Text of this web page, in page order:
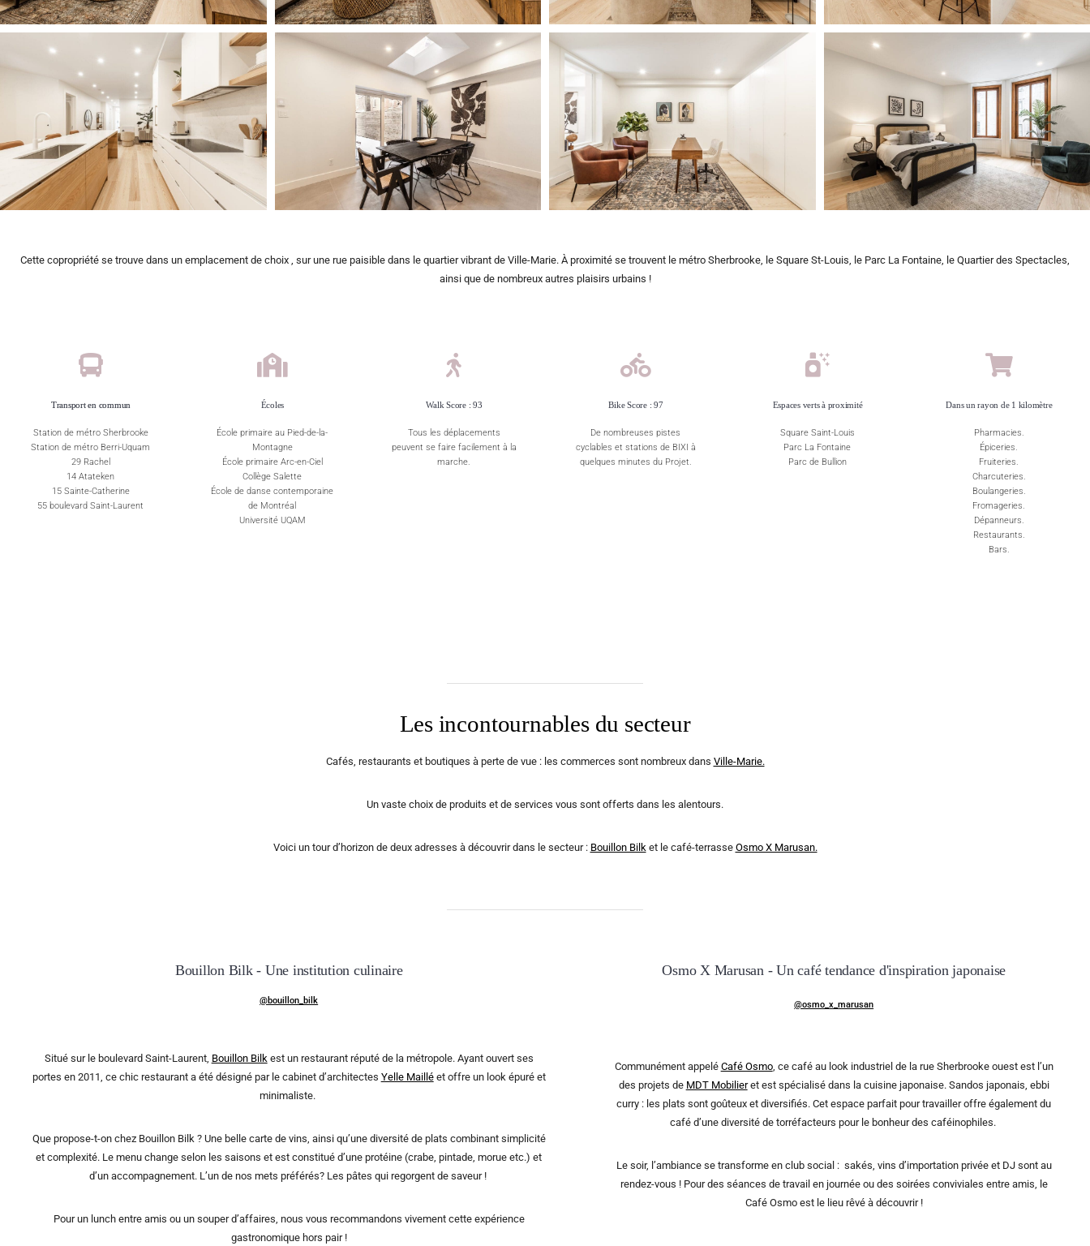
Cette copropriété se trouve dans un emplacement de choix , sur une rue paisible dans le quartier vibrant de Ville-Marie. À proximité se trouvent le métro Sherbrooke, le Square St-Louis, le Parc La Fontaine, le Quartier des Spectacles,
ainsi que de nombreux autres plaisirs urbains !
Transport en commun
Station de métro Sherbrooke
Station de métro Berri-Uquam
29 Rachel
14 Atateken
15 Sainte-Catherine
55 boulevard Saint-Laurent
Écoles
École primaire au Pied-de-la-
Montagne
École primaire Arc-en-Ciel
Collège Salette
École de danse contemporaine
de Montréal
Université UQAM
Walk Score : 93
Tous les déplacements
peuvent se faire facilement à la
marche.
Bike Score : 97
De nombreuses pistes
cyclables et stations de BIXI à
quelques minutes du Projet.
Espaces verts à proximité
Square Saint-Louis
Parc La Fontaine
Parc de Bullion
Dans un rayon de 1 kilomètre
Pharmacies.
Épiceries.
Fruiteries.
Charcuteries.
Boulangeries.
Fromageries.
Dépanneurs.
Restaurants.
Bars.
Les incontournables du secteur
Cafés, restaurants et boutiques à perte de vue : les commerces sont nombreux dans Ville-Marie.
Un vaste choix de produits et de services vous sont offerts dans les alentours.
Voici un tour d’horizon de deux adresses à découvrir dans le secteur : Bouillon Bilket le café-terrasse Osmo X Marusan.
Bouillon Bilk - Une institution culinaire
@bouillon_bilk
Situé sur le boulevard Saint-Laurent, Bouillon Bilkest un restaurant réputé de la métropole. Ayant ouvert ses
portes en 2011, ce chic restaurant a été désigné par le cabinet d’architectes Yelle Mailléet offre un look épuré et
minimaliste.
Que propose-t-on chez Bouillon Bilk ? Une belle carte de vins, ainsi qu’une diversité de plats combinant simplicité
et complexité. Le menu change selon les saisons et est constitué d’une protéine (crabe, pintade, morue etc.) et
d’un accompagnement. L’un de nos mets préférés? Les pâtes qui regorgent de saveur !
Pour un lunch entre amis ou un souper d’affaires, nous vous recommandons vivement cette expérience
gastronomique hors pair !
Osmo X Marusan - Un café tendance d'inspiration japonaise
@osmo_x_marusan
Communément appelé Café Osmo, ce café au look industriel de la rue Sherbrooke ouest est l’un
des projets de MDT Mobilieret est spécialisé dans la cuisine japonaise. Sandos japonais, ebbi
curry : les plats sont goûteux et diversifiés. Cet espace parfait pour travailler offre également du
café d’une diversité de torréfacteurs pour le bonheur des caféinophiles.
Le soir, l’ambiance se transforme en club social : sakés, vins d’importation privée et DJ sont au
rendez-vous ! Pour des séances de travail en journée ou des soirées conviviales entre amis, le
Café Osmo est le lieu rêvé à découvrir !